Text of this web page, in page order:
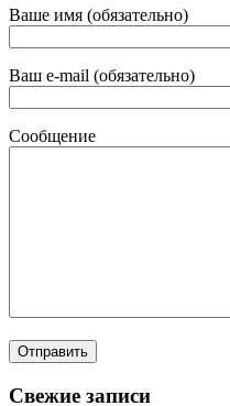
Ваше имя (обязательно)
Ваш e-mail (обязательно)
Сообщение
Свежие записи